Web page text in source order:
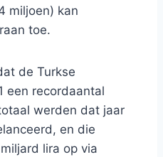
miljoen) kan
toe.
de Turkse
een recordaantal
werden dat jaar
en die
lira op via